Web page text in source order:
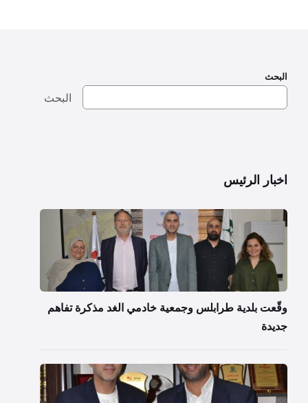
البحث
البحث
اخبار الرئيس
وقّعت بلدية طرابلس وجمعية خادمي الغد مذكرة تفاهم
جديدة